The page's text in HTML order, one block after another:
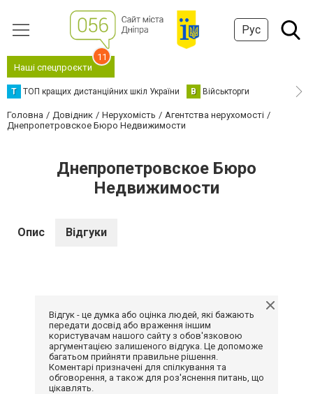
Рус
Наші спецпроєкти
11
Т ТОП кращих дистанційних шкіл України В Військторги
Головна Довідник Нерухомість
Агентства нерухомості
Днепропетровское Бюро Недвижимости
Днепропетровское Бюро
Недвижимости
Опис Відгуки
Відгук - це думка або оцінка людей, які бажають
передати досвід або враження іншим
користувачам нашого сайту з обов'язковою
аргументацією залишеного відгука. Це допоможе
багатьом прийняти правильне рішення.
Коментарі призначені для спілкування та
обговорення, а також для роз'яснення питань, що
цікавлять.